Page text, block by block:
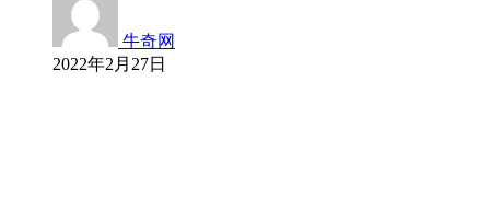
牛奇网
2022年2月27日